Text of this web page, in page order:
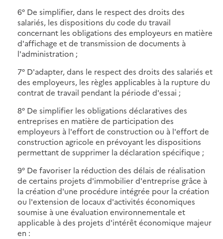
6° De simplifier, dans le respect des droits des
salariés, les dispositions du code du travail
concernant les obligations des employeurs en matière
d'affichage et de transmission de documents à
l'administration ;
7° D'adapter, dans le respect des droits des salariés et
des employeurs, les règles applicables à la rupture du
contrat de travail pendant la période d'essai ;
8° De simplifier les obligations déclaratives des
entreprises en matière de participation des
employeurs à l'effort de construction ou à l'effort de
construction agricole en prévoyant les dispositions
permettant de supprimer la déclaration spécifique ;
9° De favoriser la réduction des délais de réalisation
de certains projets d'immobilier d'entreprise grâce à
la création d'une procédure intégrée pour la création
ou l'extension de locaux d'activités économiques
soumise à une évaluation environnementale et
applicable à des projets d'intérêt économique majeur
en :